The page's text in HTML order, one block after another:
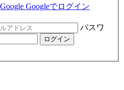
Googleでログイン
パスワ